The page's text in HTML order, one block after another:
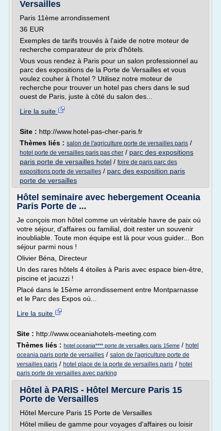
Versailles
Paris 11ème arrondissement
36 EUR
Exemples de tarifs trouvés à l'aide de notre moteur de
recherche comparateur de prix d'hôtels.
Vous vous rendez à Paris pour un salon professionnel au
parc des expositions de la Porte de Versailles et vous
voulez couher à l'hotel ? Utilisez notre moteur de
recherche pour trouver un hotel pas chers dans le sud
ouest de Paris, juste à côté du salon des...
Lire la suite
Site : http://www.hotel-pas-cher-paris.fr
Thèmes liés : salon de l'agriculture porte de versailles paris /
hotel porte de versailles paris pas cher / parc des expositions
paris porte de versailles hotel / foire de paris parc des
expositions porte de versailles / parc des exposition paris
porte de versailles
Hôtel seminaire avec hebergement Oceania
Paris Porte de ...
Je conçois mon hôtel comme un véritable havre de paix où
votre séjour, d'affaires ou familial, doit rester un souvenir
inoubliable. Toute mon équipe est là pour vous guider... Bon
séjour parmi nous !
Olivier Béna, Directeur
Un des rares hôtels 4 étoiles à Paris avec espace bien-être,
piscine et jacuzzi !
Placé dans le 15ème arrondissement entre Montparnasse
et le Parc des Expos où...
Lire la suite
Site : http://www.oceaniahotels-meeting.com
Thèmes liés : hotel oceania**** porte de versailles paris 15eme / hotel
oceania paris porte de versailles / salon de l'agriculture porte de
versailles paris / hotel place de la porte de versailles paris / hotel
paris porte de versailles avec parking
Hôtel à PARIS - Hôtel Mercure Paris 15
Porte de Versailles
Hôtel Mercure Paris 15 Porte de Versailles
Hôtel milieu de gamme pour voyages d'affaires ou loisir